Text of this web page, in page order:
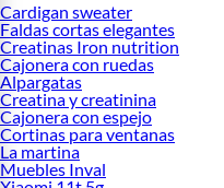
Cardigan sweater
Faldas cortas elegantes
Creatinas Iron nutrition
Cajonera con ruedas
Alpargatas
Creatina y creatinina
Cajonera con espejo
Cortinas para ventanas
La martina
Muebles Inval